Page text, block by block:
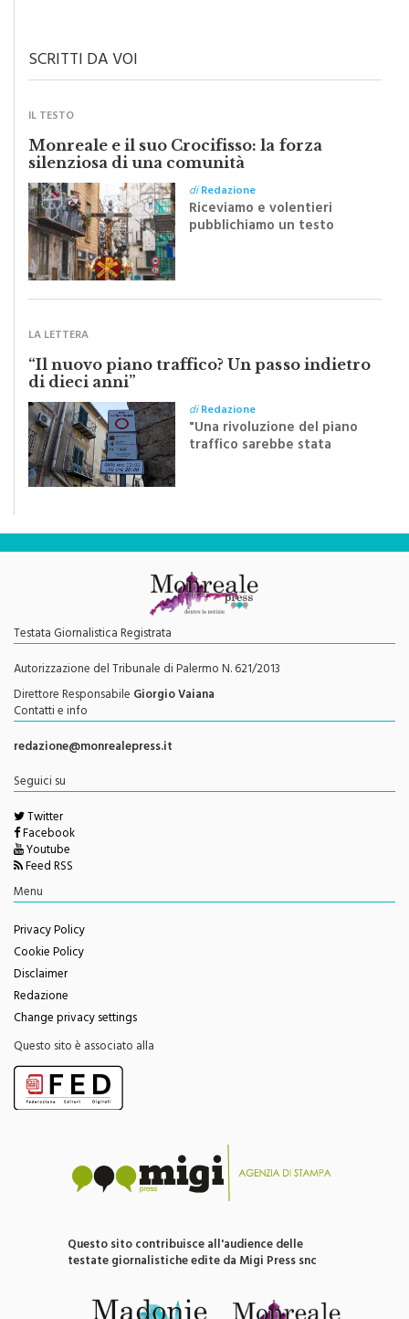
SCRITTI DA VOI
IL TESTO
Monreale e il suo Crocifisso: la forza
silenziosa di una comunità
diRedazione
Riceviamo e volentieri
Sapienza all'indomani della
LA LETTERA
“Il nuovo piano traffico? Un passo indietro
di dieci anni”
diRedazione
"Una rivoluzione del piano
Testata Giornalistica Registrata
Autorizzazione del Tribunale di Palermo N. 621/2013
Direttore ResponsabileGiorgio Vaiana
Contatti e info
redazione@monrealepress.it
Seguici su
Twitter
Facebook
Youtube
Feed RSS
Privacy Policy
Cookie Policy
Disclaimer
Redazione
Change privacy settings
Questo sito è associato alla
Questo sito contribuisce all'audience delle